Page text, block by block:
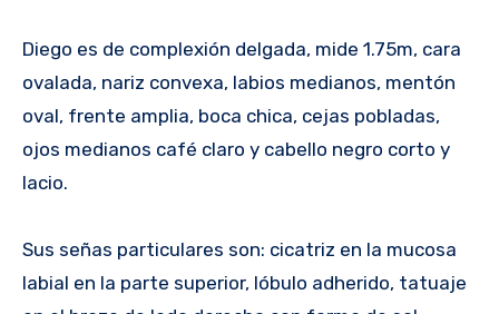
Diego es de complexión delgada, mide 1.75m, cara
ovalada, nariz convexa, labios medianos, mentón
oval, frente amplia, boca chica, cejas pobladas,
ojos medianos café claro y cabello negro corto y
lacio.
Sus señas particulares son: cicatriz en la mucosa
labial en la parte superior, lóbulo adherido, tatuaje